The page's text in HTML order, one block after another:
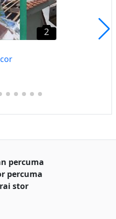
2
percuma
percuma
stor